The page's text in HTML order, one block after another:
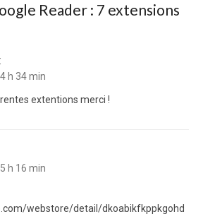
Reader : 7 extensions
h 34 min
extentions merci !
h 16 min
webstore/detail/dkoabikfkppkgohd